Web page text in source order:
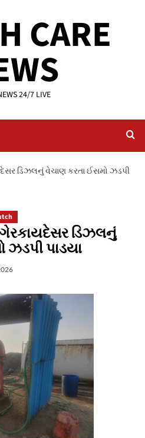
CARE
24/7 LIVE
ડિઝલનું વેચાણ કરતા ઈસમો ઝડપી
ગેરકાયદેસર ડિઝલનું
ઝડપી પાડયા